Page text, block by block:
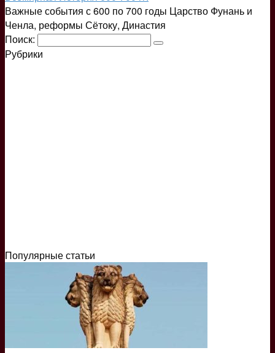
Важные события с 600 по 700 годы Царство Фунань и
Ченла, реформы Сётоку, Династия
Поиск:
Рубрики
Популярные статьи